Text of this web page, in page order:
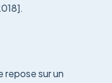
repose sur un